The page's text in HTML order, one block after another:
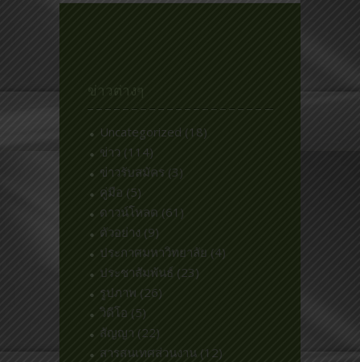
ข่าวต่างๆ
Uncategorized (18)
ข่าว (114)
ข่าวรับสมัคร (3)
คู่มือ (5)
ดาวน์โหลด (61)
ตัวอย่าง (9)
ประกาศมหาวิทยาลัย (4)
ประชาสัมพันธ์ (23)
รูปภาพ (26)
วิดีโอ (5)
สัญญา (22)
สารสนเทศส่วนงาน (12)